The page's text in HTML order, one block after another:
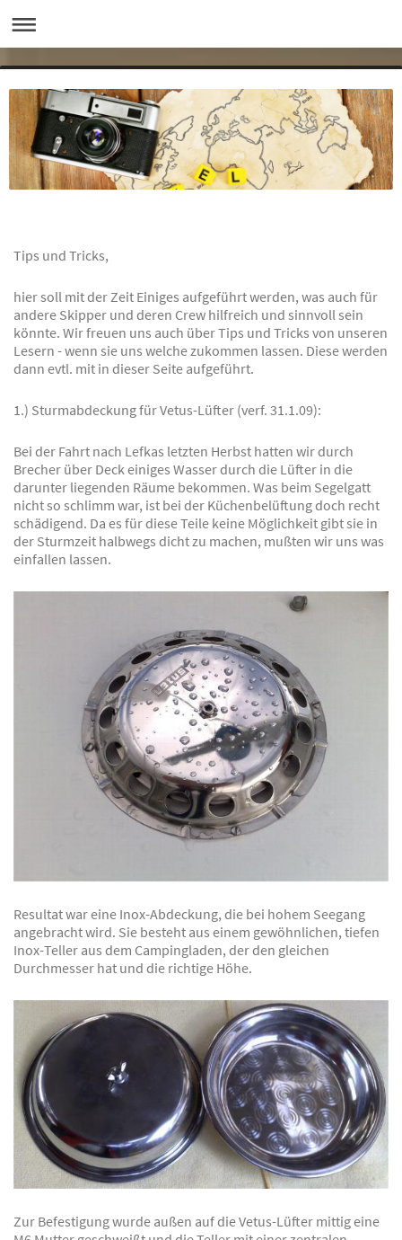
Tips und Tricks,
hier soll mit der Zeit Einiges aufgeführt werden, was auch für
andere Skipper und deren Crew hilfreich und sinnvoll sein
könnte. Wir freuen uns auch über Tips und Tricks von unseren
Lesern - wenn sie uns welche zukommen lassen. Diese werden
dann evtl. mit in dieser Seite aufgeführt.
1.) Sturmabdeckung für Vetus-Lüfter (verf. 31.1.09):
Bei der Fahrt nach Lefkas letzten Herbst hatten wir durch
Brecher über Deck einiges Wasser durch die Lüfter in die
darunter liegenden Räume bekommen. Was beim Segelgatt
nicht so schlimm war, ist bei der Küchenbelüftung doch recht
schädigend. Da es für diese Teile keine Möglichkeit gibt sie in
der Sturmzeit halbwegs dicht zu machen, mußten wir uns was
einfallen lassen.
Resultat war eine Inox-Abdeckung, die bei hohem Seegang
angebracht wird. Sie besteht aus einem gewöhnlichen, tiefen
Inox-Teller aus dem Campingladen, der den gleichen
Durchmesser hat und die richtige Höhe.
Zur Befestigung wurde außen auf die Vetus-Lüfter mittig eine